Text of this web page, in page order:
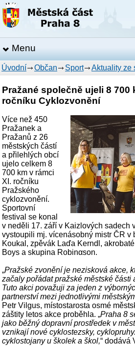
Menu
Úvodní Občan Sport Aktuality ze
Pražané společně ujeli 8 700
ročníku Cyklozvonění
Více než 450
Pražanek a
Pražanů z 26
městských částí
a přilehlých obcí
ujelo celkem 8
700 km v rámci
XI. ročníku
Pražského
cyklozvonění.
Sportovní
festival se konal
v neděli 17. září v Kaizlových sadech
vystoupili mj. vícenásobný mistr ČR v
Koukal, zpěvák Laďa Kerndl,
Boys a skupina Robinαson.
„Pražské zvonění je nezisková akce,
začaly pořádat pražské městské části
Tuto akci považuji za jeden z
partnerství mezi jednotlivými
Petr Vilgus, místostarosta osmé
záštity letos akce proběhla. „Praha 8
jako běžný dopravní prostředek v
vznikají nové cyklostezsky,
cyklostojany u školek a škol,“ dodává